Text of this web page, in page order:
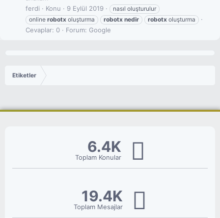
ferdi
Konu 9 Eylül 2019
nasıl oluşturulur
online robotx oluşturma robotx nedir robotx oluşturma
Cevaplar: 0 Forum: Google
Etiketler
6.4K
Toplam Konular
19.4K
Toplam Mesajlar